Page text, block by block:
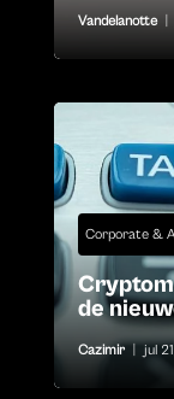
Vandelanotte
Corporate &
de
Cazimir jul